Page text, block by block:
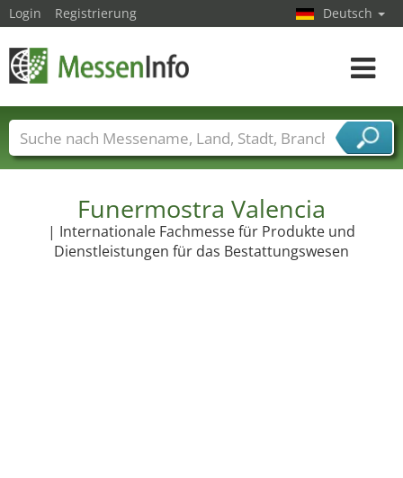
Funermostra Valencia
| Internationale Fachmesse für Produkte und
Dienstleistungen für das Bestattungswesen
Login Registrierung Deutsch
Toggle
Messenamen Länder Städte
Branchen